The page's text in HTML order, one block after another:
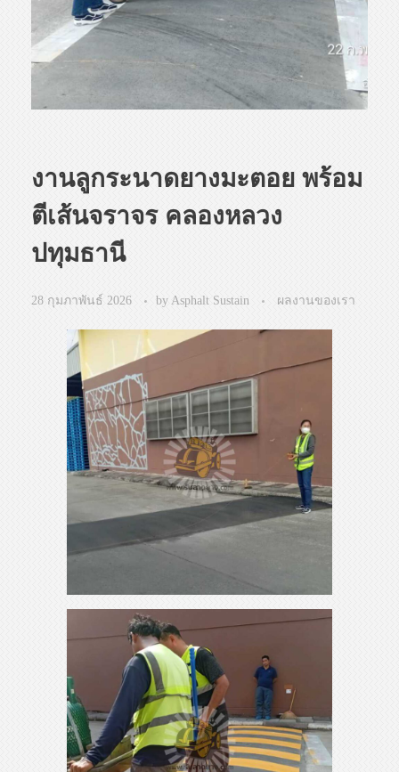
งานลูกระนาดยางมะตอย พร้อม
ตีเส้นจราจร คลองหลวง
ปทุมธานี
28 กุมภาพันธ์ 2026 by Asphalt Sustain ผลงานของเรา